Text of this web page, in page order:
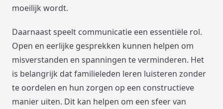
moeilijk wordt.
Daarnaast speelt communicatie een essentiële rol.
Open en eerlijke gesprekken kunnen helpen om
misverstanden en spanningen te verminderen. Het
is belangrijk dat familieleden leren luisteren zonder
te oordelen en hun zorgen op een constructieve
manier uiten. Dit kan helpen om een sfeer van